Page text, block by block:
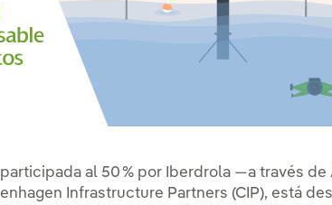
al 50 % por Iberdrola —a través de
se abre en ventana nueva.
Infrastructure Partners (CIP), está